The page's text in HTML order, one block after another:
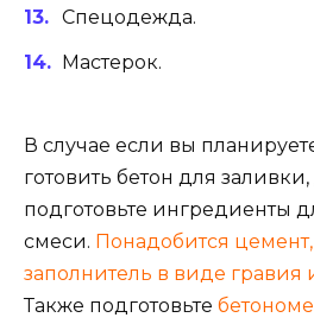
Спецодежда.
Мастерок.
В случае если вы
готовить бетон для
подготовьте ингредиенты
смеси. Понадобится
заполнитель в виде
Также подготовьте